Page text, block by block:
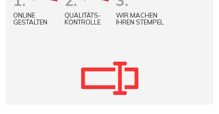
ONLINE
GESTALTEN
QUALITÄTS-
KONTROLLE
WIR MACHEN
IHREN STEMPEL